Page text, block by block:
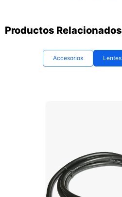
Productos Relacionados
Accesorios Lentes